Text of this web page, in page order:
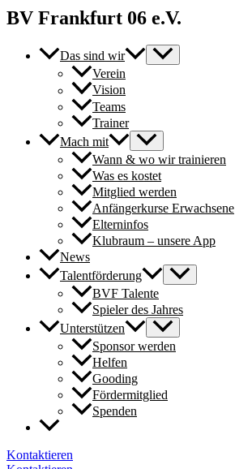
BV Frankfurt 06 e.V.
Das sind wir
Verein
Vision
Teams
Trainer
Mach mit
Wann & wo wir trainieren
Was es kostet
Mitglied werden
Anfängerkurse Erwachsene
Elterninfos
Klubraum – unsere App
News
Talentförderung
BVF Talente
Spieler des Jahres
Unterstützen
Sponsor werden
Helfen
Gooding
Fördermitglied
Spenden
Kontaktieren